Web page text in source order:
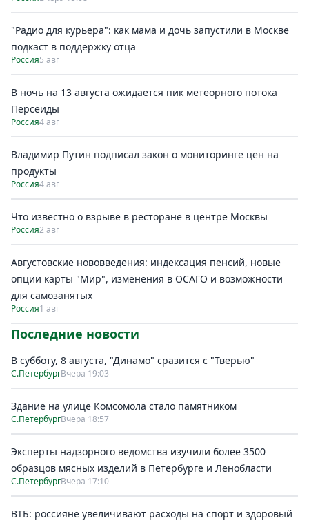
"Радио для курьера": как мама и дочь запустили в Москве
подкаст в поддержку отца
Россия5 авг
В ночь на 13 августа ожидается пик метеорного потока
Персеиды
Россия4 авг
Владимир Путин подписал закон о мониторинге цен на
продукты
Россия4 авг
Что известно о взрыве в ресторане в центре Москвы
Россия2 авг
Августовские нововведения: индексация пенсий, новые
опции карты "Мир", изменения в ОСАГО и возможности
для самозанятых
Россия1 авг
Последние новости
В субботу, 8 августа, "Динамо" сразится с "Тверью"
С.ПетербургВчера 19:03
Здание на улице Комсомола стало памятником
С.ПетербургВчера 18:57
Эксперты надзорного ведомства изучили более 3500
образцов мясных изделий в Петербурге и Ленобласти
С.ПетербургВчера 17:10
ВТБ: россияне увеличивают расходы на спорт и здоровый